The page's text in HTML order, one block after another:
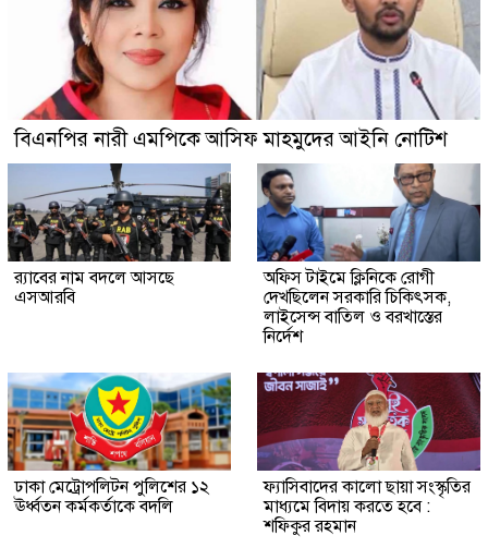
বিএনপির নারী এমপিকে আসিফ মাহমুদের আইনি নোটিশ
র‍্যাবের নাম বদলে আসছে
এসআরবি
অফিস টাইমে ক্লিনিকে রোগী
দেখছিলেন সরকারি চিকিৎসক,
লাইসেন্স বাতিল ও বরখাস্তের
নির্দেশ
ঢাকা মেট্রোপলিটন পুলিশের ১২
ঊর্ধ্বতন কর্মকর্তাকে বদলি
ফ্যাসিবাদের কালো ছায়া সংস্কৃতির
মাধ্যমে বিদায় করতে হবে :
শফিকুর রহমান